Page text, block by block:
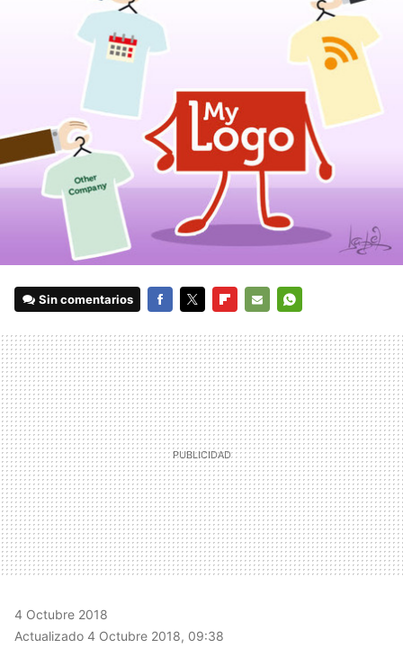
Sin comentarios
MAIL
4 Octubre 2018
Actualizado 4 Octubre 2018, 09:38